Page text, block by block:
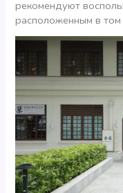
рекомендуют
расположенным в том